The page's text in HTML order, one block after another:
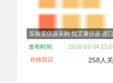
发布时间:
2026-02-04
价格面议
258人